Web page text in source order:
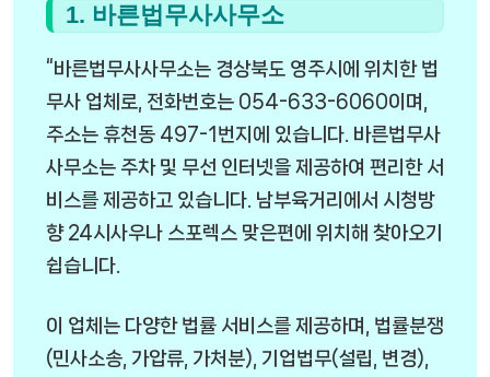
1. 바른법무사사무소
“바른법무사사무소는 경상북도 영주시에 위치한 법
무사 업체로, 전화번호는 054-633-6060이며,
주소는 휴천동 497-1번지에 있습니다. 바른법무사
사무소는 주차 및 무선 인터넷을 제공하여 편리한 서
비스를 제공하고 있습니다. 남부육거리에서 시청방
향 24시사우나 스포렉스 맞은편에 위치해 찾아오기
쉽습니다.
이 업체는 다양한 법률 서비스를 제공하며, 법률분쟁
(민사소송, 가압류, 가처분), 기업법무(설립, 변경),